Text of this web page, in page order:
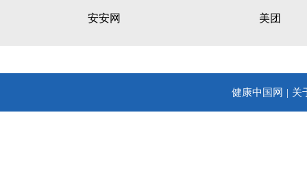
安安网 美团
健康中国网 关